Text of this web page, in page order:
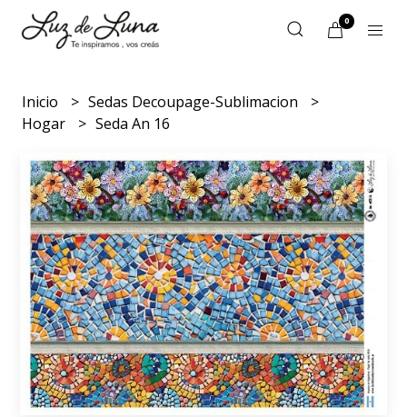
0
Inicio
Sedas Decoupage-Sublimacion
Hogar
Seda An 16